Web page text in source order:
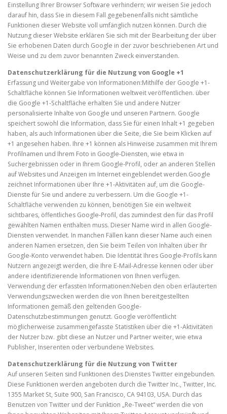
Einstellung Ihrer Browser Software verhindern; wir weisen Sie jedoch
darauf hin, dass Sie in diesem Fall gegebenenfalls nicht sämtliche
Funktionen dieser Website voll umfänglich nutzen können. Durch die
Nutzung dieser Website erklären Sie sich mit der Bearbeitung der über
Sie erhobenen Daten durch Google in der zuvor beschriebenen Art und
Weise und zu dem zuvor benannten Zweck einverstanden.
Datenschutzerklärung für die Nutzung von Google +1
Erfassung und Weitergabe von Informationen:Mithilfe der Google +1-
Schaltfläche können Sie Informationen weltweit veröffentlichen. über
die Google +1-Schaltfläche erhalten Sie und andere Nutzer
personalisierte Inhalte von Google und unseren Partnern. Google
speichert sowohl die Information, dass Sie für einen Inhalt +1 gegeben
haben, als auch Informationen über die Seite, die Sie beim Klicken auf
+1 angesehen haben. Ihre +1 können als Hinweise zusammen mit Ihrem
Profilnamen und Ihrem Foto in Google-Diensten, wie etwa in
Suchergebnissen oder in Ihrem Google-Profil, oder an anderen Stellen
auf Websites und Anzeigen im Internet eingeblendet werden.Google
zeichnet Informationen über Ihre +1-Aktivitäten auf, um die Google-
Dienste für Sie und andere zu verbessern. Um die Google +1-
Schaltfläche verwenden zu können, benötigen Sie ein weltweit
sichtbares, öffentliches Google-Profil, das zumindest den für das Profil
gewählten Namen enthalten muss. Dieser Name wird in allen Google-
Diensten verwendet. In manchen Fällen kann dieser Name auch einen
anderen Namen ersetzen, den Sie beim Teilen von Inhalten über Ihr
Google-Konto verwendet haben. Die Identität Ihres Google-Profils kann
Nutzern angezeigt werden, die Ihre E-Mail-Adresse kennen oder über
andere identifizierende Informationen von Ihnen verfügen.
Verwendung der erfassten Informationen:Neben den oben erläuterten
Verwendungszwecken werden die von Ihnen bereitgestellten
Informationen gemäß den geltenden Google-
Datenschutzbestimmungen genutzt. Google veröffentlicht
möglicherweise zusammengefasste Statistiken über die +1-Aktivitäten
der Nutzer bzw. gibt diese an Nutzer und Partner weiter, wie etwa
Publisher, Inserenten oder verbundene Websites.
Datenschutzerklärung für die Nutzung von Twitter
Auf unseren Seiten sind Funktionen des Dienstes Twitter eingebunden.
Diese Funktionen werden angeboten durch die Twitter Inc., Twitter, Inc.
1355 Market St, Suite 900, San Francisco, CA 94103, USA. Durch das
Benutzen von Twitter und der Funktion „Re-Tweet“ werden die von